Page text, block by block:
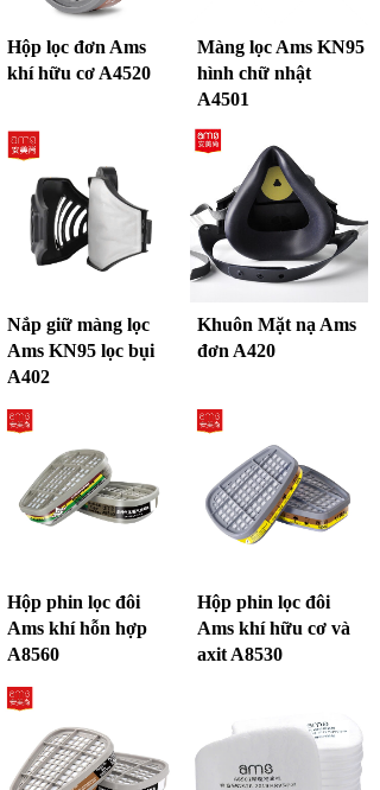
Hộp lọc đơn Ams
khí hữu cơ A4520
Màng lọc Ams KN95
hình chữ nhật
A4501
Nắp giữ màng lọc
Ams KN95 lọc bụi
A402
Khuôn Mặt nạ Ams
đơn A420
Hộp phin lọc đôi
Ams khí hỗn hợp
A8560
Hộp phin lọc đôi
Ams khí hữu cơ và
axit A8530